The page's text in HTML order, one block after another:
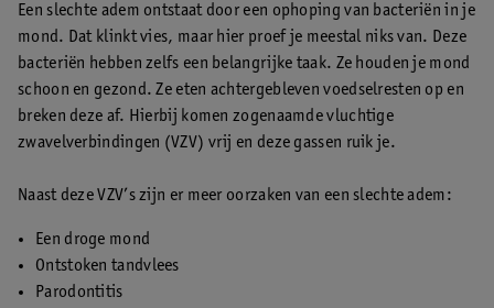
Een slechte adem ontstaat door een ophoping van bacteriën in je
mond. Dat klinkt vies, maar hier proef je meestal niks van. Deze
bacteriën hebben zelfs een belangrijke taak. Ze houden je mond
schoon en gezond. Ze eten achtergebleven voedselresten op en
breken deze af. Hierbij komen zogenaamde vluchtige
zwavelverbindingen (VZV) vrij en deze gassen ruik je.
Naast deze VZV’s zijn er meer oorzaken van een slechte adem:
Een droge mond
Ontstoken tandvlees
Parodontitis